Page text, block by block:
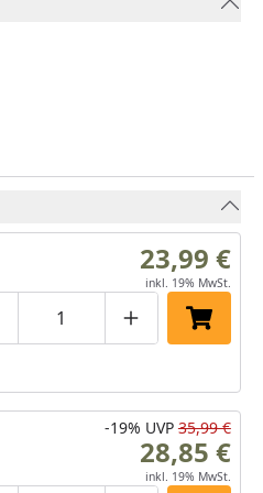
Produktmenge um eins
Produktmenge manuell
Produktmenge
In den
23,99 €
inkl. 19% MwSt.
-19% UVP 35,99 €
28,85 €
inkl. 19% MwSt.